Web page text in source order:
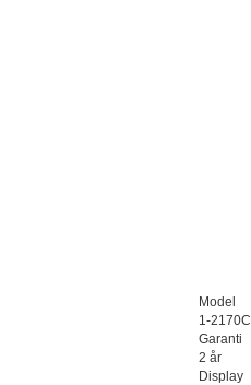
Model
1-2170C
Garanti
2 år
Display